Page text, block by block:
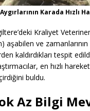
Aygırlarının Karada
Kraliyet
aşabilen ve
kaldırdıkları tespit
en hızlı
buldu.
Az Bilgi